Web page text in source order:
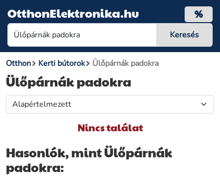
OtthonElektronika.hu %
Otthon Kerti bútorok Ülőpárnák padokra
Ülőpárnák padokra
Nincs találat
Hasonlók, mint Ülőpárnák
padokra: